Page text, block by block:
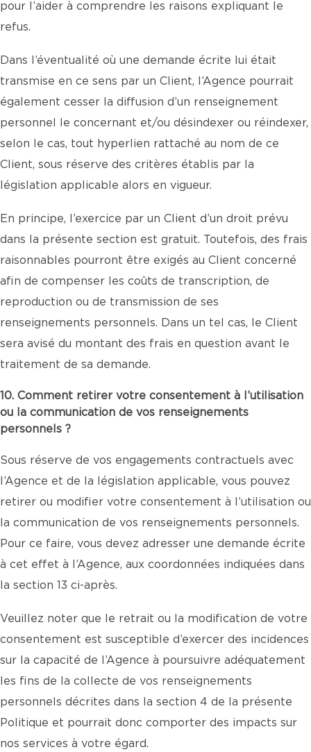
pour l’aider à comprendre les raisons expliquant le
refus.
Dans l’éventualité où une demande écrite lui était
transmise en ce sens par un Client, l’Agence pourrait
également cesser la diffusion d’un renseignement
personnel le concernant et/ou désindexer ou réindexer,
selon le cas, tout hyperlien rattaché au nom de ce
Client, sous réserve des critères établis par la
législation applicable alors en vigueur.
En principe, l’exercice par un Client d’un droit prévu
dans la présente section est gratuit. Toutefois, des frais
raisonnables pourront être exigés au Client concerné
afin de compenser les coûts de transcription, de
reproduction ou de transmission de ses
renseignements personnels. Dans un tel cas, le Client
sera avisé du montant des frais en question avant le
traitement de sa demande.
10. Comment retirer votre consentement à l’utilisation
ou la communication de vos renseignements
personnels ?
Sous réserve de vos engagements contractuels avec
l’Agence et de la législation applicable, vous pouvez
retirer ou modifier votre consentement à l’utilisation ou
la communication de vos renseignements personnels.
Pour ce faire, vous devez adresser une demande écrite
à cet effet à l’Agence, aux coordonnées indiquées dans
la section 13 ci-après.
Veuillez noter que le retrait ou la modification de votre
consentement est susceptible d’exercer des incidences
sur la capacité de l’Agence à poursuivre adéquatement
les fins de la collecte de vos renseignements
personnels décrites dans la section 4 de la présente
Politique et pourrait donc comporter des impacts sur
nos services à votre égard.